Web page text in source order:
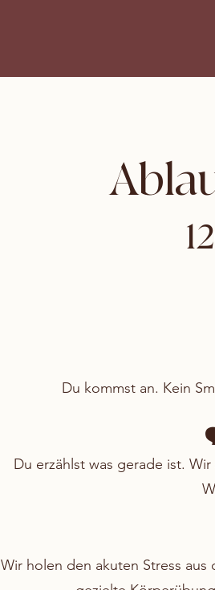
Du kommst an. Kein
Du erzählst was gerade ist.
Wir holen den akuten Stress